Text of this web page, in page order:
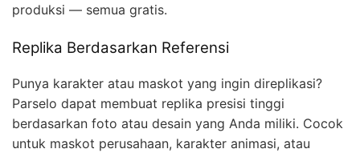
produksi — semua gratis.
Replika Berdasarkan Referensi
Punya karakter atau maskot yang ingin direplikasi?
Parselo dapat membuat replika presisi tinggi
berdasarkan foto atau desain yang Anda miliki. Cocok
untuk maskot perusahaan, karakter animasi, atau